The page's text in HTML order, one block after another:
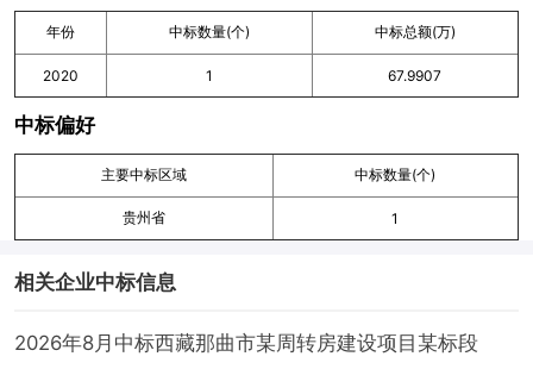
年份 中标数量(个) 中标总额(万)
2020 1 67.9907
中标偏好
主要中标区域 中标数量(个)
贵州省 1
相关企业中标信息
2026年8月中标西藏那曲市某周转房建设项目某标段